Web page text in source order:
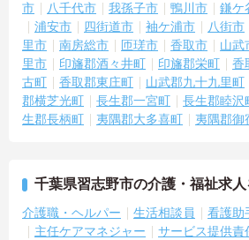
市
八千代市 我孫子市 鴨川市 鎌ケ
浦安市
四街道市 袖ケ浦市 八街市
里市
南房総市 匝瑳市 香取市 山武
里市
印旛郡酒々井町 印旛郡栄町 香
古町
香取郡東庄町 山武郡九十九里町
郡横芝光町
長生郡一宮町 長生郡睦沢
生郡長柄町
夷隅郡大多喜町 夷隅郡御
千葉県習志野市の介護・福祉求
介護職・ヘルパー 生活相談員 看護助
主任ケアマネジャー
サービス提供責